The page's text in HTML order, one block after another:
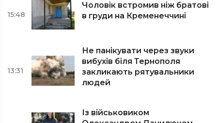
15:48
Чоловік встромив ніж братові
в груди на Кременеччині
13:31
Не панікувати через звуки
вибухів біля Тернополя
закликають рятувальники
людей
Із військовиком